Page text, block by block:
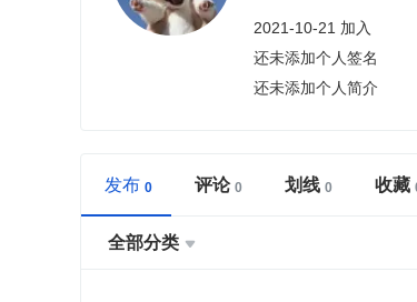
2021-10-21 加入
还未添加个人签名
还未添加个人简介
发布 评论 划线 收藏
全部分类 